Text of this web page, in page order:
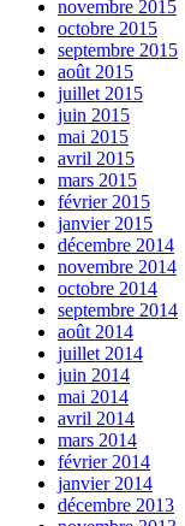
novembre 2015
octobre 2015
septembre 2015
août 2015
juillet 2015
juin 2015
mai 2015
avril 2015
mars 2015
février 2015
janvier 2015
décembre 2014
novembre 2014
octobre 2014
septembre 2014
août 2014
juillet 2014
juin 2014
mai 2014
avril 2014
mars 2014
février 2014
janvier 2014
décembre 2013